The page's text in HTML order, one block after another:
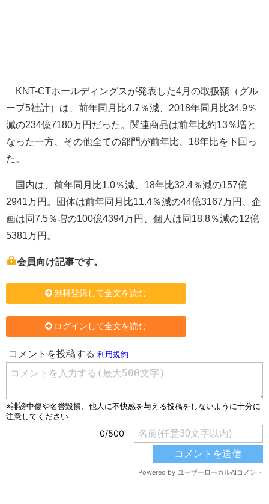
KNT-CTホールディングスが発表した4月の取扱額（グル
ープ5社計）は、前年同月比4.7％減、2018年同月比34.9％
減の234億7180万円だった。関連商品は前年比約13％増と
なった一方、その他全ての部門が前年比、18年比を下回っ
た。
国内は、前年同月比1.0％減、18年比32.4％減の157億
2941万円。団体は前年同月比11.4％減の44億3167万円、企
画は同7.5％増の100億4394万円、個人は同18.8％減の12億
5381万円。
会員向け記事です。
無料登録して全文を読む
ログインして全文を読む